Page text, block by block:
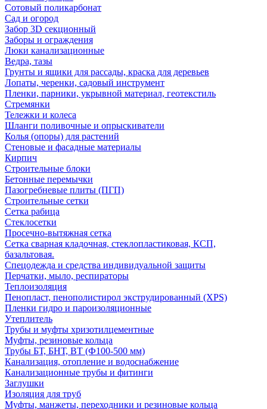
Сотовый поликарбонат
Сад и огород
Забор 3D секционный
Заборы и ограждения
Люки канализационные
Ведра, тазы
Грунты и ящики для рассады, краска для деревьев
Лопаты, черенки, садовый инструмент
Пленки, парники, укрывной материал, геотекстиль
Стремянки
Тележки и колеса
Шланги поливочные и опрыскиватели
Колья (опоры) для растений
Стеновые и фасадные материалы
Кирпич
Строительные блоки
Бетонные перемычки
Пазогребневые плиты (ПГП)
Строительные сетки
Сетка рабица
Стеклосетки
Просечно-вытяжная сетка
Сетка сварная кладочная, стеклопластиковая, КСП,
базальтовая.
Спецодежда и средства индивидуальной защиты
Перчатки, мыло, респираторы
Теплоизоляция
Пенопласт, пенополистирол экструдированный (XPS)
Пленки гидро и пароизоляционные
Утеплитель
Трубы и муфты хризотилцементные
Муфты, резиновые кольца
Трубы БТ, БНТ, ВТ (Ф100-500 мм)
Канализация, отопление и водоснабжение
Канализационные трубы и фитинги
Заглушки
Изоляция для труб
Муфты, манжеты, переходники и резиновые кольца